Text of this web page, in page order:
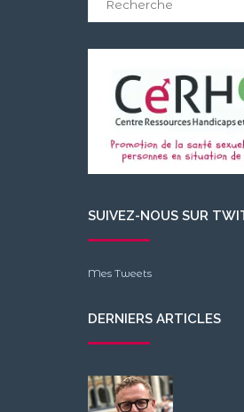
SUIVEZ-NOUS SUR
Mes Tweets
DERNIERS ARTICLES